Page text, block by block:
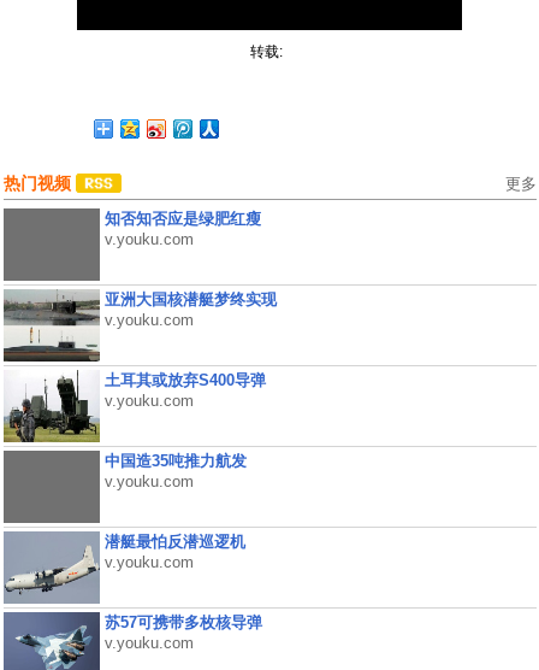
转载:
热门视频 更多
知否知否应是绿肥红瘦
v.youku.com
亚洲大国核潜艇梦终实现
v.youku.com
土耳其或放弃S400导弹
v.youku.com
中国造35吨推力航发
v.youku.com
潜艇最怕反潜巡逻机
v.youku.com
苏57可携带多枚核导弹
v.youku.com